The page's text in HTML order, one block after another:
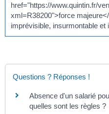
href="https://www.quintin.fr/
xml=R38200">force
imprévisible, insurmontable et
Questions ? Réponses !
Absence d'un salarié
quelles sont les règles ?